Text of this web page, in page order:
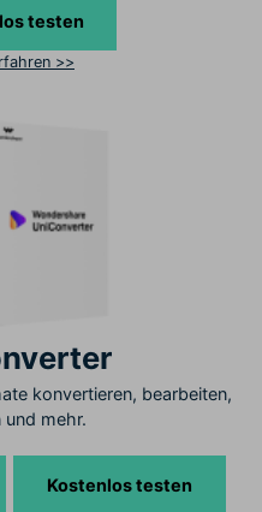
testen
>>
konvertieren, bearbeiten,
und mehr.
Kostenlos testen